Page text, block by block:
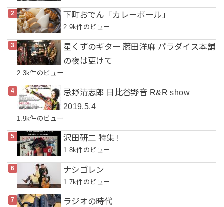
下町おでん「カレーボール」
2.9k件のビュー
星くずのギター 藤田洋麻 パラダイス本舗
の夜は更けて
2.3k件のビュー
忌野清志郎 日比谷野音 R&R show
2019.5.4
1.9k件のビュー
沢田研二 特集 !
1.8k件のビュー
ナシゴレン
1.7k件のビュー
ラジオの時代